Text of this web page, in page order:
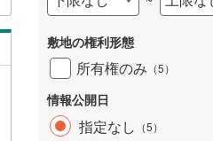
敷地の権利形態
所有権のみ （5）
情報公開日
指定なし （5）